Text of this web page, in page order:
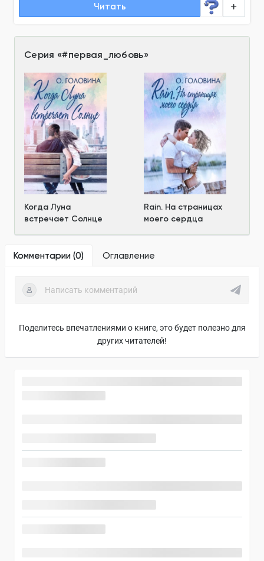
Читать
Серия «#первая_любовь»
Когда Луна
встречает Солнце
Rain. На страницах
моего сердца
Комментарии (0) Оглавление
Поделитесь впечатлениями о книге, это будет полезно для
других читателей!